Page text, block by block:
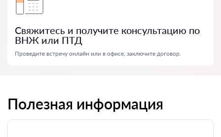
Свяжитесь и получите консультацию по
ВНЖ или ПТД
Проведите встречу онлайн или в офисе, заключите договор.
Полезная информация